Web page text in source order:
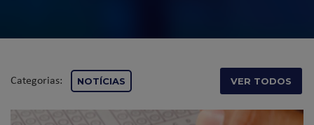
Categorias: NOTÍCIAS VER TODOS